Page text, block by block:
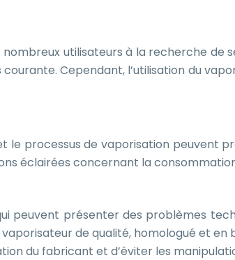
utilisateurs à la recherche de
Cependant, l’utilisation du
le processus de vaporisation peuvent
éclairées concernant la
peuvent présenter des problèmes
de qualité, homologué et
du fabricant et d’éviter les